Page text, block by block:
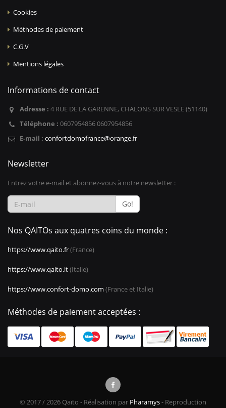
Cookies
Méthodes de paiement
C.G.V
Mentions légales
Informations de contact
Adresse : 4 RUE DE LA GARENNE, CHALONS SUR VESLE (51140)
Téléphone : 0607954856 0607954856
E-mail : confortdomofrance@orange.fr
Newsletter
Entrez votre e-mail et abonnez-vous à notre newsletter :
Go!
Nos QAITOs aux quatres coins du monde :
https://www.qaito.fr(France)
https://www.qaito.it(Italie)
https://www.confort-domo.com (France et Italie)
Méthodes de paiement acceptées :
© 2017 / 2026 Qaïto - Réalisation par Pharamys- Reproduction